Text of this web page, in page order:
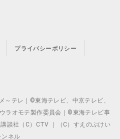
プライバシーポリシー
テレ｜©東海テレビ、中京テレビ、
ラオモテ製作委員会｜©東海テレビ事
談社（C）CTV ｜（C）すえのぶけい
ネル